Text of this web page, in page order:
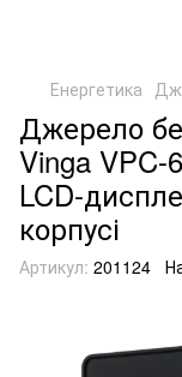
Енергетика
Джерело
Vinga VPC-
LCD-
корпусі
Артикул: 201124